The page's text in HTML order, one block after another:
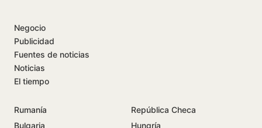
Negocio
Publicidad
Fuentes de noticias
Noticias
El tiempo
Rumanía
República Checa
Bulgaria
Hungría